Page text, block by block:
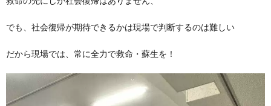
でも、社会復帰が期待できるかは現場で判断するのは難しい
だから現場では、常に全力で救命・蘇生を！